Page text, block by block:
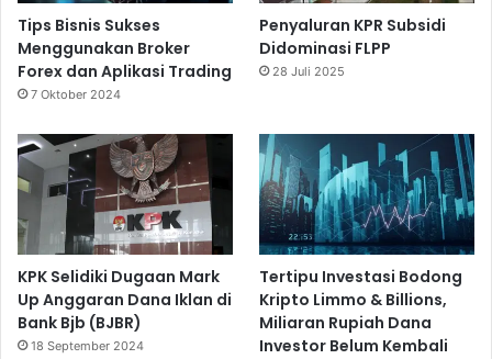
Tips Bisnis Sukses
Menggunakan Broker
Forex dan Aplikasi Trading
7 Oktober 2024
Penyaluran KPR Subsidi
Didominasi FLPP
28 Juli 2025
KPK Selidiki Dugaan Mark
Up Anggaran Dana Iklan di
Bank Bjb (BJBR)
18 September 2024
Tertipu Investasi Bodong
Kripto Limmo & Billions,
Miliaran Rupiah Dana
Investor Belum Kembali